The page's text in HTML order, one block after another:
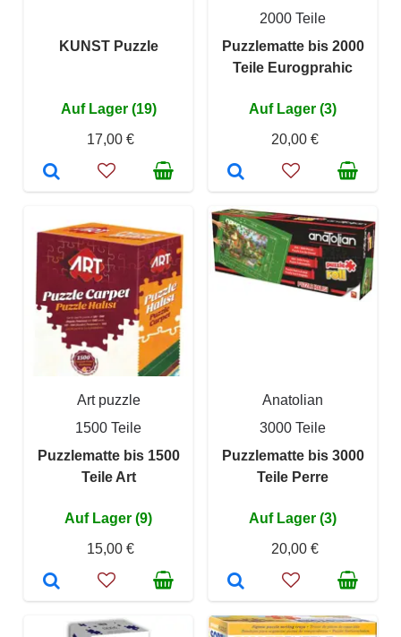
KUNST Puzzle
Auf Lager (19)
17,00 €
2000 Teile
Puzzlematte bis 2000
Teile Eurogprahic
Auf Lager (3)
20,00 €
Art puzzle
1500 Teile
Puzzlematte bis 1500
Teile Art
Auf Lager (9)
15,00 €
Anatolian
3000 Teile
Puzzlematte bis 3000
Teile Perre
Auf Lager (3)
20,00 €